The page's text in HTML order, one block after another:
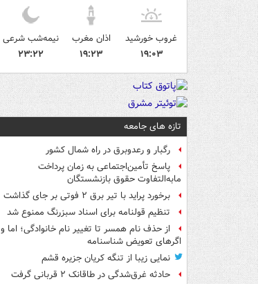
غروب خورشید
۱۹:۰۳
اذان مغرب
۱۹:۲۳
نیمه‌شب شرعی
۲۳:۲۲
تازه های جامعه
رگبار و رعدوبرق در راه شمال کشور
پاسخ تأمین‌اجتماعی به زمان پرداخت
مابه‌التفاوت حقوق بازنشستگان
برخورد پراید با تیر برق ۲ فوتی بر جای گذاشت
تنظیم قولنامه برای اسناد سبزرنگ ممنوع شد
از حذف نام همسر تا تغییر نام خانوادگی؛ اما و
اگرهای تعویض شناسنامه
نمایی زیبا از تنگه کریان جزیره قشم
حادثه غرق‌شدگی در طاقانک ۲ قربانی گرفت